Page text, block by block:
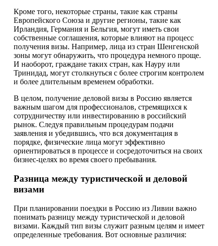
Кроме того, некоторые страны, такие как страны
Европейского Союза и другие регионы, такие как
Ирландия, Германия и Бельгия, могут иметь свои
собственные соглашения, которые влияют на процесс
получения визы. Например, лица из стран Шенгенской
зоны могут обнаружить, что процедура немного проще.
И наоборот, граждане таких стран, как Науру или
Тринидад, могут столкнуться с более строгим контролем
и более длительным временем обработки.
В целом, получение деловой визы в Россию является
важным шагом для профессионалов, стремящихся к
сотрудничеству или инвестированию в российский
рынок. Следуя правильным процедурам подачи
заявления и убедившись, что вся документация в
порядке, физические лица могут эффективно
ориентироваться в процессе и сосредоточиться на своих
бизнес-целях во время своего пребывания.
Разница между туристической и деловой
визами
При планировании поездки в Россию из Ливии важно
понимать разницу между туристической и деловой
визами. Каждый тип визы служит разным целям и имеет
определенные требования. Вот основные различия: